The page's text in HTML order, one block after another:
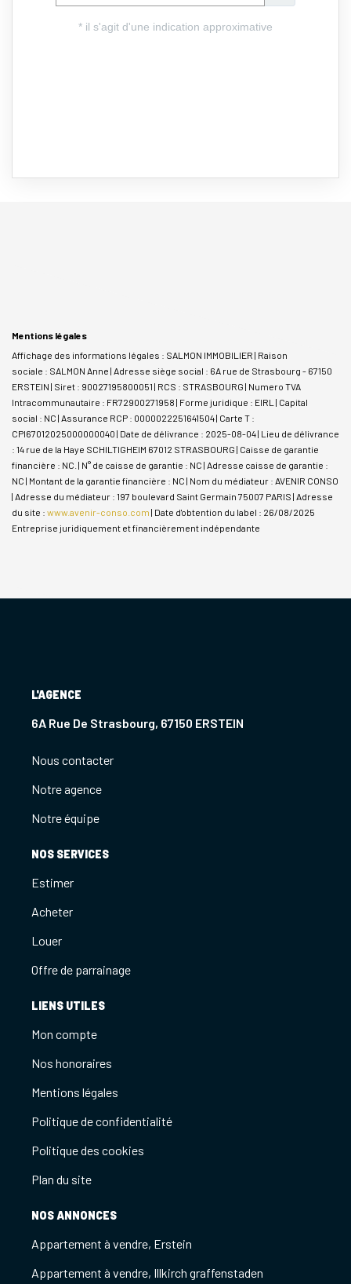
Mentions légales
Affichage des informations légales : SALMON IMMOBILIER | Raison
sociale : SALMON Anne | Adresse siège social : 6A rue de Strasbourg - 67150
ERSTEIN | Siret : 90027195800051 | RCS : STRASBOURG | Numero TVA
Intracommunautaire : FR72900271958 | Forme juridique : EIRL | Capital
social : NC | Assurance RCP : 0000022251641504 | Carte T :
CPI67012025000000040 | Date de délivrance : 2025-08-04 | Lieu de délivrance
: 14 rue de la Haye SCHILTIGHEIM 67012 STRASBOURG | Caisse de garantie
financière : NC. | N° de caisse de garantie : NC | Adresse caisse de garantie :
NC | Montant de la garantie financière : NC | Nom du médiateur : AVENIR CONSO
| Adresse du médiateur : 197 boulevard Saint Germain 75007 PARIS | Adresse
du site : www.avenir-conso.com | Date d'obtention du label : 26/08/2025
Entreprise juridiquement et financièrement indépendante
L'AGENCE
6A Rue De Strasbourg, 67150 ERSTEIN
Nous contacter
Notre agence
Notre équipe
NOS SERVICES
Estimer
Acheter
Louer
Offre de parrainage
LIENS UTILES
Mon compte
Nos honoraires
Mentions légales
Politique de confidentialité
Politique des cookies
Plan du site
NOS ANNONCES
Appartement à vendre, Erstein
Appartement à vendre, Illkirch graffenstaden